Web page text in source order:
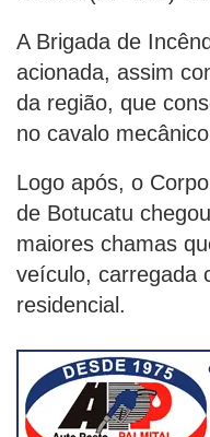
A Brigada de
acionada, assim
da região, que
no cavalo
Logo após, o
de Botucatu
maiores chamas
veículo, carregada
residencial.